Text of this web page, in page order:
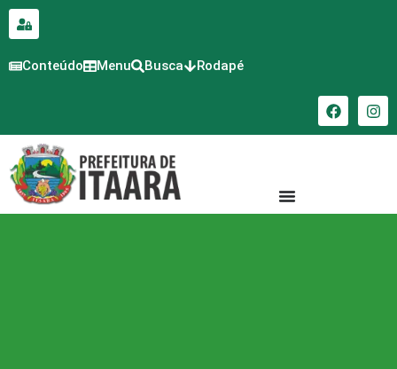
conteúdo
Conteúdo Menu Busca Rodapé